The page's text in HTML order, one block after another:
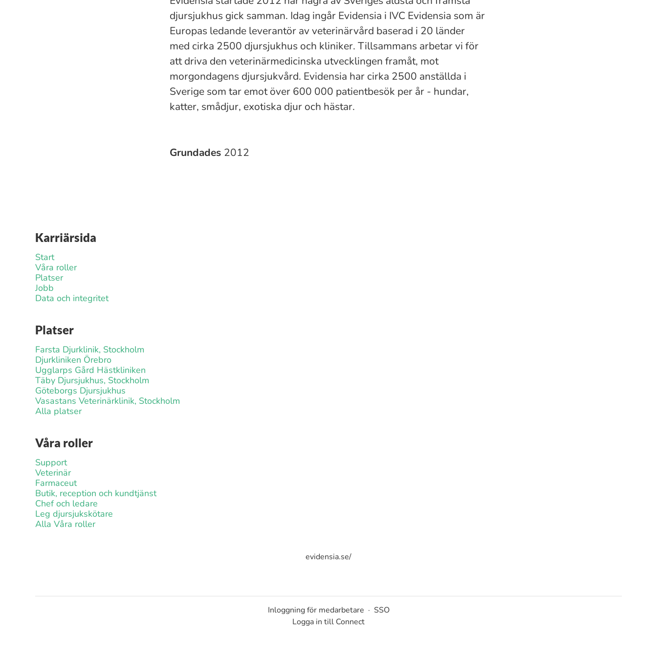
djursjukhus gick samman. Idag ingår Evidensia i IVC Evidensia som är
Europas ledande leverantör av veterinärvård baserad i 20 länder
med cirka 2500 djursjukhus och kliniker. Tillsammans arbetar vi för
att driva den veterinärmedicinska utvecklingen framåt, mot
morgondagens djursjukvård. Evidensia har cirka 2500 anställda i
Sverige som tar emot över 600 000 patientbesök per år - hundar,
katter, smådjur, exotiska djur och hästar.
Grundades 2012
Karriärsida
Start
Våra roller
Platser
Jobb
Data och integritet
Platser
Farsta Djurklinik, Stockholm
Djurkliniken Örebro
Ugglarps Gård Hästkliniken
Täby Djursjukhus, Stockholm
Göteborgs Djursjukhus
Vasastans Veterinärklinik, Stockholm
Alla platser
Våra roller
Support
Veterinär
Farmaceut
Butik, reception och kundtjänst
Chef och ledare
Leg djursjukskötare
Alla Våra roller
evidensia.se/
Inloggning för medarbetare · SSO
Logga in till Connect